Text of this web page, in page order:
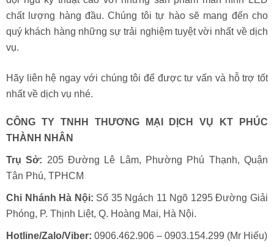
chất lượng hàng đầu. Chúng tôi tự hào sẽ mang đến cho
quý khách hàng những sự trải nghiệm tuyệt vời nhất về dịch
vụ.
Hãy liên hệ ngay với chúng tôi để được tư vấn và hỗ trợ tốt
nhất về dịch vụ nhé.
CÔNG TY TNHH THƯƠNG MẠI DỊCH VỤ KT PHÚC
THÀNH NHÂN
Trụ Sở: 205 Đường Lê Lâm, Phường Phú Thạnh, Quận
Tân Phú, TPHCM
Chi Nhánh Hà Nội: Số 35 Ngách 11 Ngõ 1295 Đường Giải
Phóng, P. Thịnh Liệt, Q. Hoàng Mai, Hà Nội.
Hotline/Zalo/Viber: 0906.462.906 – 0903.154.299 (Mr Hiếu)